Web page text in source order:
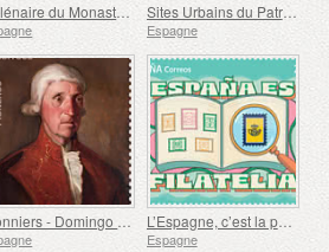
Millénaire du Monastère de Montserrat, Barcelone Sites Urbains du Patrimoine Mondial - Alcalá de Henares
Espagne
Pionniers - Domingo de Bonechea L’Espagne, c’est la philatélie
Espagne